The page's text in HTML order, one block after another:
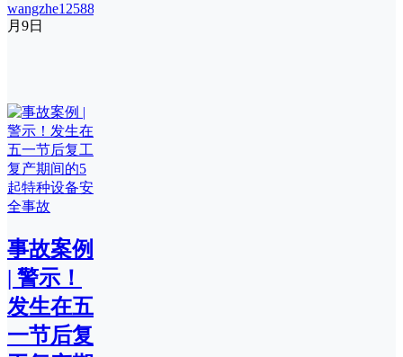
wangzhe12588
月9日
事故案例
| 警示！
发生在五
一节后复